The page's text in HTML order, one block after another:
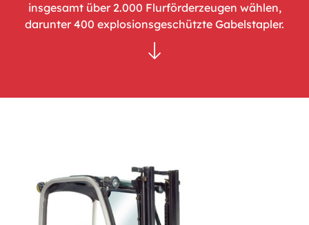
insgesamt über 2.000 Flurförderzeugen wählen,
darunter 400 explosionsgeschützte Gabelstapler.